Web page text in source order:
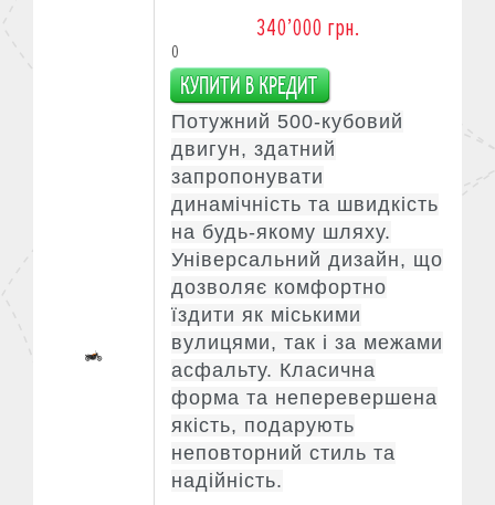
340’000 грн.
0
Потужний 500-кубовий
двигун, здатний
запропонувати
динамічність та швидкість
на будь-якому шляху.
Універсальний дизайн, що
дозволяє комфортно
їздити як міськими
вулицями, так і за межами
асфальту. Класична
форма та неперевершена
якість, подарують
неповторний стиль та
надійність.